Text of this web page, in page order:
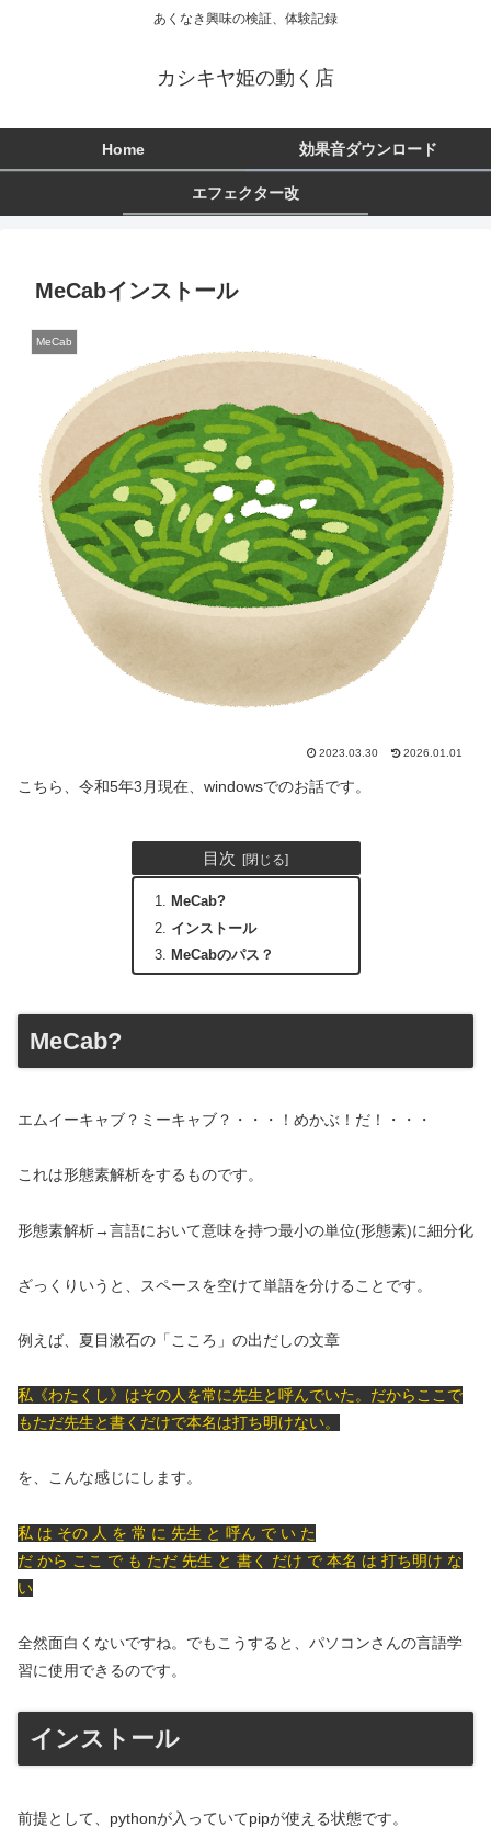
あくなき興味の検証、体験記録
カシキヤ姫の動く店
Home 効果音ダウンロード
エフェクター改
MeCabインストール
MeCab
2023.03.30 2026.01.01
こちら、令和5年3月現在、windowsでのお話です。
目次
MeCab?
インストール
MeCabのパス？
MeCab?
エムイーキャブ？ミーキャブ？・・・！めかぶ！だ！・・・
これは形態素解析をするものです。
形態素解析→言語において意味を持つ最小の単位(形態素)に細分化
ざっくりいうと、スペースを空けて単語を分けることです。
例えば、夏目漱石の「こころ」の出だしの文章
私《わたくし》はその人を常に先生と呼んでいた。だからここで
もただ先生と書くだけで本名は打ち明けない。
を、こんな感じにします。
私 は その 人 を 常 に 先生 と 呼ん で い た
だ から ここ で も ただ 先生 と 書く だけ で 本名 は 打ち明け な
い
全然面白くないですね。でもこうすると、パソコンさんの言語学
習に使用できるのです。
インストール
前提として、pythonが入っていてpipが使える状態です。